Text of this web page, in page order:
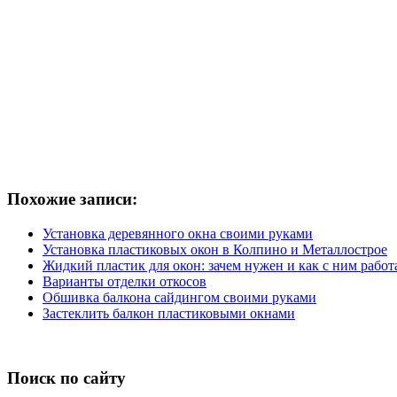
Похожие записи:
Установка деревянного окна своими руками
Установка пластиковых окон в Колпино и Металлострое
Жидкий пластик для окон: зачем нужен и как с ним
Варианты отделки откосов
Обшивка балкона сайдингом своими руками
Застеклить балкон пластиковыми окнами
Поиск по сайту